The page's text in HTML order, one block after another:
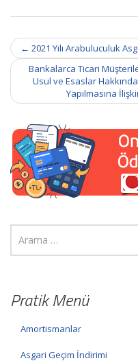
Post
navigation
← 2021 Yılı Arabuluculuk
Bankalarca Ticari
Usul ve Esaslar
Yapılmasına
Pratik Menü
Amortismanlar
Asgari Geçim İndirimi